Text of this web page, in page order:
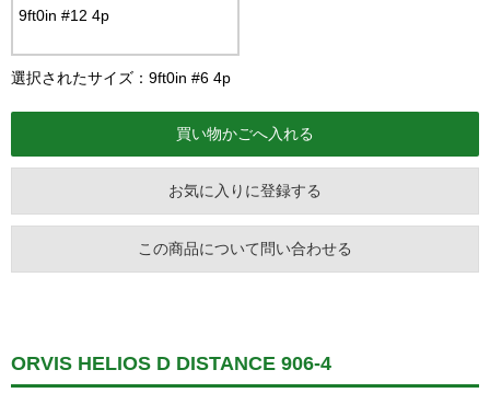
9ft0in #12 4p
選択されたサイズ：9ft0in #6 4p
お気に入りに登録する
この商品について問い合わせる
ORVIS HELIOS D DISTANCE 906-4